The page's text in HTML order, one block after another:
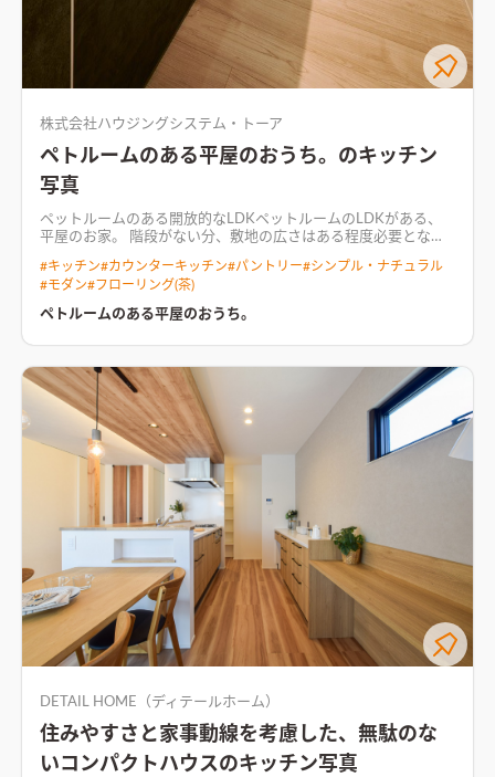
株式会社ハウジングシステム・トーア
ペトルームのある平屋のおうち。のキッチン
写真
ペットルームのある開放的なLDKペットルームのLDKがある、
平屋のお家。 階段がない分、敷地の広さはある程度必要となり
なります。 階段がない生活は、快適そのもの。
#キッチン#カウンターキッチン#パントリー#シンプル・ナチュラル
#モダン#フローリング(茶)
ペトルームのある平屋のおうち。
DETAIL HOME（ディテールホーム）
住みやすさと家事動線を考慮した、無駄のな
いコンパクトハウスのキッチン写真